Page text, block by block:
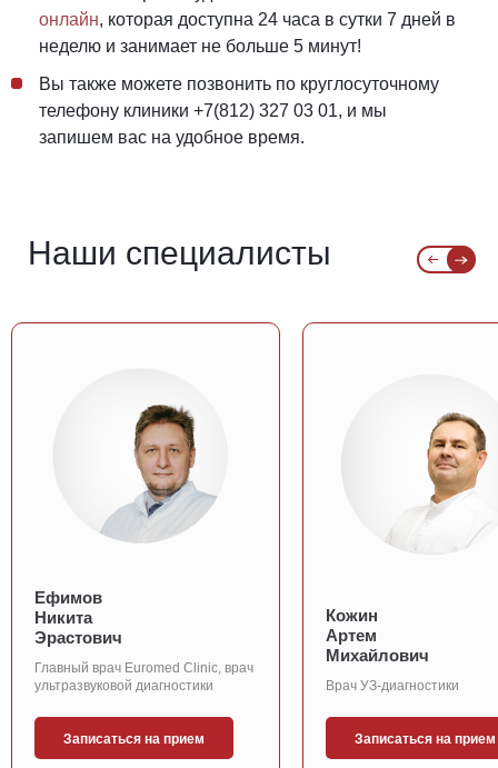
онлайн, которая доступна 24 часа в сутки 7 дней в
неделю и занимает не больше 5 минут!
Вы также можете позвонить по круглосуточному
телефону клиники +7(812) 327 03 01, и мы
запишем вас на удобное время.
Наши специалисты
Ефимов
Никита
Эрастович
Главный врач Euromed Clinic, врач
ультразвуковой диагностики
Записаться на прием
Кожин
Артем
Михайлович
Врач УЗ-диагностики
Записаться на прием